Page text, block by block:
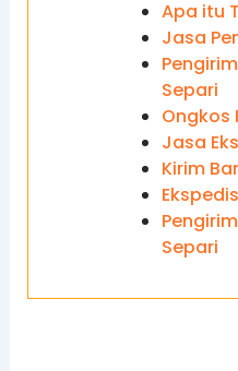
Apa itu
Jasa
Separi
Ongkos
Jasa
Kirim
Separi